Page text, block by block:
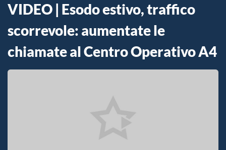
VIDEO | Esodo estivo, traffico
scorrevole: aumentate le
chiamate al Centro Operativo A4